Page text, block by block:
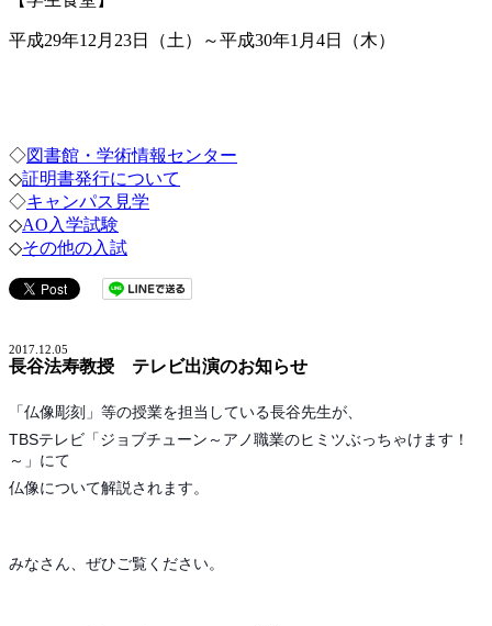
平成29年12月23日（土）～平成30年1月4日（木）
◇図書館・学術情報センター
◇証明書発行について
◇キャンパス見学
◇AO入学試験
◇その他の入試
2017.12.05
長谷法寿教授 テレビ出演のお知らせ
「仏像彫刻」等の授業を担当している長谷先生が、
TBSテレビ「ジョブチューン～アノ職業のヒミツぶっちゃけます！
～」にて
仏像について解説されます。
みなさん、ぜひご覧ください。